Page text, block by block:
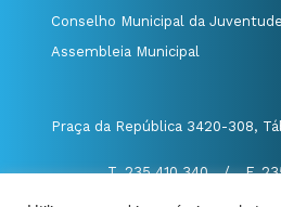
Conselho Municipal da Juventude
Assembleia Municipal
Praça da República 3420-308,
T. 235 410 340 / F.